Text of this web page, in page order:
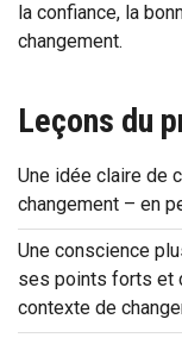
la confiance, la
changement.
Leçons du
Une idée claire de
changement – en
Une conscience
ses points forts et
contexte de